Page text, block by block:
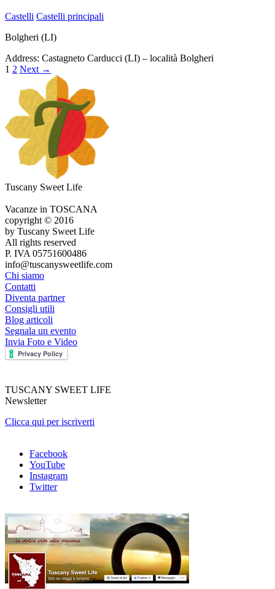
Castelli Castelli principali
Bolgheri (LI)
Address: Castagneto Carducci (LI) – località Bolgheri
1 2 Next →
Tuscany Sweet Life
Vacanze in TOSCANA
copyright © 2016
by Tuscany Sweet Life
All rights reserved
P. IVA 05751600486
info@tuscanysweetlife.com
Chi siamo
Contatti
Diventa partner
Consigli utili
Blog articoli
Segnala un evento
Invia Foto e Video
TUSCANY SWEET LIFE
Newsletter
Clicca qui per iscriverti
Facebook
YouTube
Instagram
Twitter